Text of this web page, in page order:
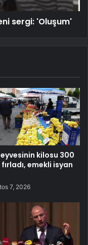
sergi: 'Oluşum'
kilosu 300
emekli isyan
7, 2026